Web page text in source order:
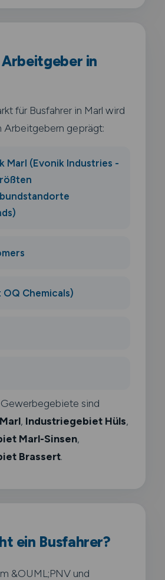
in
für Busfahrer in Marl wird
Arbeitgebern geprägt:
Marl (Evonik Industries -
Chemicals)
sind
, Industriegebiet Hüls,
Marl-Sinsen,
Brassert.
ein Busfahrer?
&OUML;PNV und